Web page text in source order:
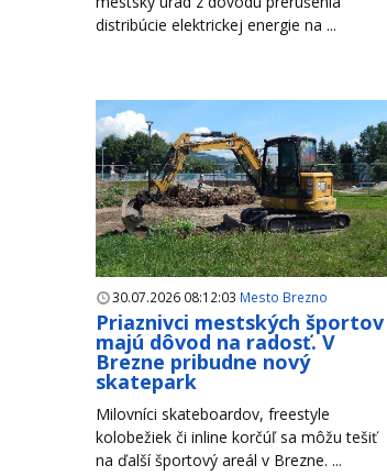
distribúcie elektrickej energie na ...
30.07.2026 08:12:03 Mesto Brezno
Priaznivci mestských športov
majú dôvod na radosť. V
Brezne pribudne nový
skatepark
Milovníci skateboardov, freestyle
kolobežiek či inline korčúľ sa môžu tešiť
na ďalší športový areál v Brezne. ...